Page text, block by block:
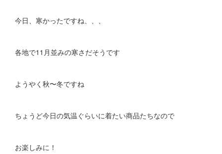
今日、寒かったですね、、、
各地で11月並みの寒さだそうです
ようやく秋〜冬ですね
ちょうど今日の気温ぐらいに着たい商品たちなので
お楽しみに！